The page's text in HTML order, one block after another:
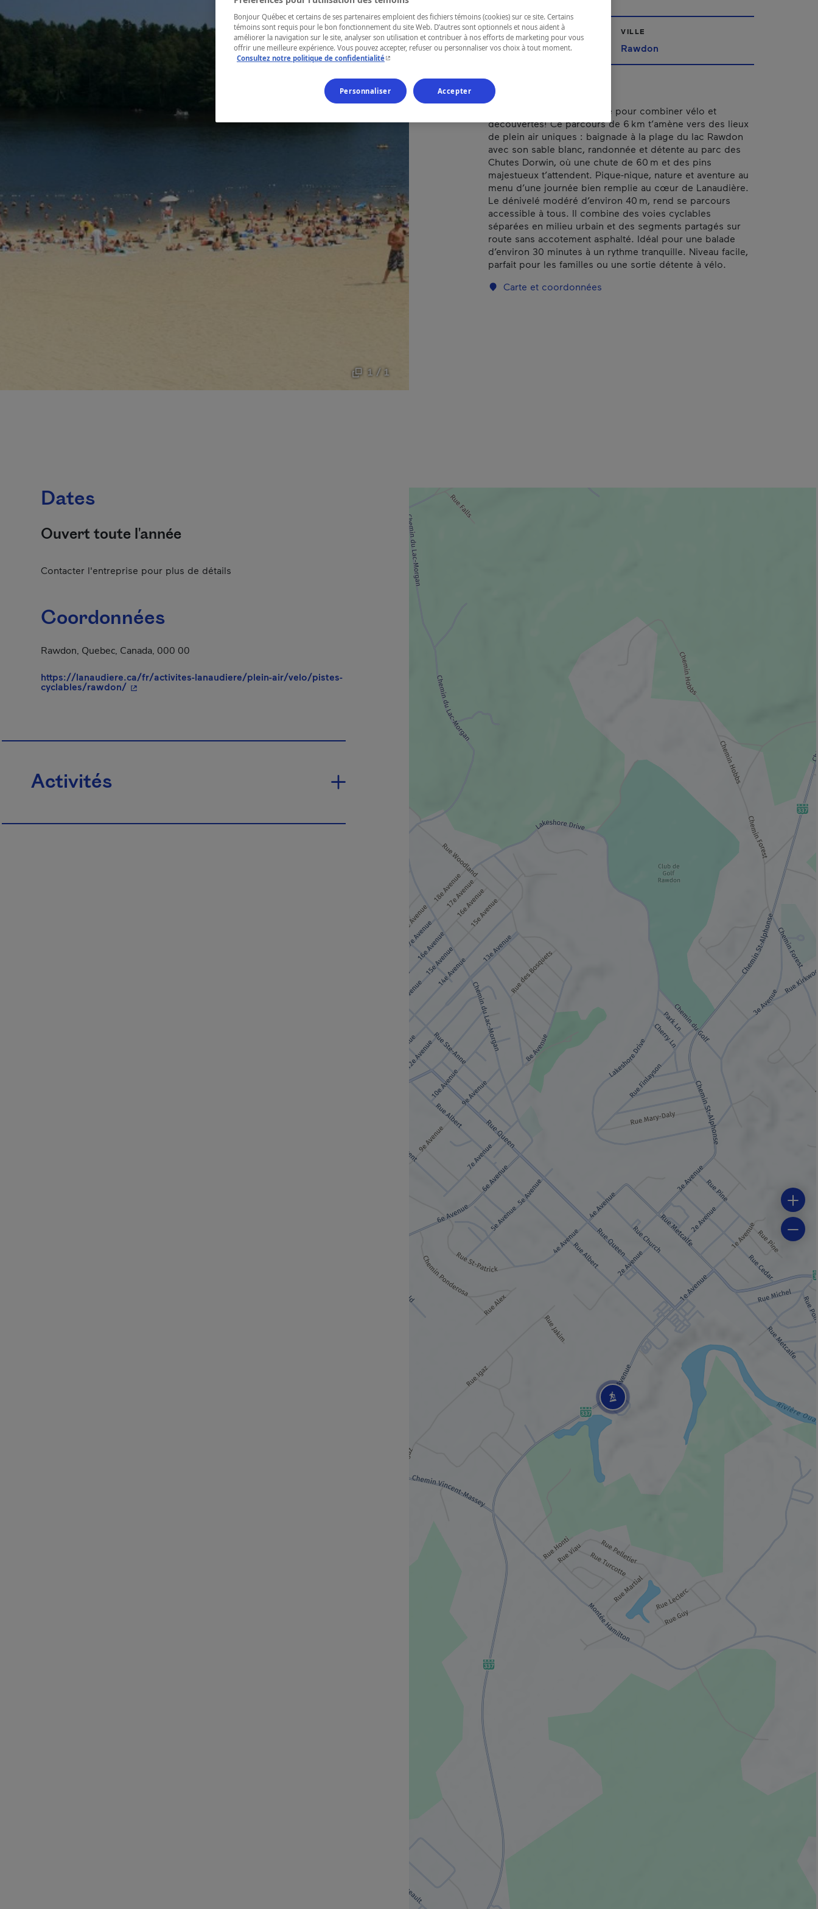
1 / 1
RÉGION
Lanaudière
VILLE
Rawdon
Rawdon, c’est l’endroit rêvé pour combiner vélo et
découvertes! Ce parcours de 6 km t’amène vers des lieux
de plein air uniques : baignade à la plage du lac Rawdon
avec son sable blanc, randonnée et détente au parc des
Chutes Dorwin, où une chute de 60 m et des pins
majestueux t’attendent. Pique-nique, nature et aventure au
menu d’une journée bien remplie au cœur de Lanaudière.
Le dénivelé modéré d’environ 40 m, rend se parcours
accessible à tous. Il combine des voies cyclables
séparées en milieu urbain et des segments partagés sur
route sans accotement asphalté. Idéal pour une balade
d’environ 30 minutes à un rythme tranquille. Niveau facile,
parfait pour les familles ou une sortie détente à vélo.
Carte et coordonnées
Dates
Ouvert toute l'année
Contacter l'entreprise pour plus de détails
Coordonnées
Rawdon, Quebec, Canada, 000 00
https://lanaudiere.ca/fr/activites-lanaudiere/plein-air/velo/pistes-
cyclables/rawdon/- Cet hyperlien s'ouvrira dans une nouvelle fenêtre.
Activités
Bonjour Québec et certains de ses partenaires emploient des fichiers témoins (cookies) sur ce site. Certains
témoins sont requis pour le bon fonctionnement du site Web. D’autres sont optionnels et nous aident à
améliorer la navigation sur le site, analyser son utilisation et contribuer à nos efforts de marketing pour vous
offrir une meilleure expérience. Vous pouvez accepter, refuser ou personnaliser vos choix à tout moment.
Consultez notre politique de confidentialité- Cet hyperlien s'ouvrira dans une nouvelle fenêtre.
Personnaliser Accepter